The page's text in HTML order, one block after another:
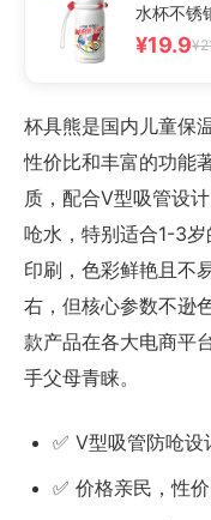
水杯不锈
¥19.9
杯具熊是国内儿童保
性价比和丰富的功能
质，配合V型吸管设
呛水，特别适合1-3
印刷，色彩鲜艳且不
右，但核心参数不逊
款产品在各大电商平
手父母青睐。
✅ V型吸管防呛
✅ 价格亲民，性